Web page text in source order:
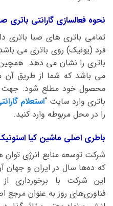
نحوه فعالسازی گارانتی باتری
تمامی باتری های صبا باتری
فرد (یونیک) روی باتری می
می باشد که شما از طریق آن می
محصول خود مطلع شود. جهت
باتری وارد سایت “استعلام
را در محل مربوطه وارد کنید.
باطری اصلی ماشین کیا
شرکت توسعه منابع انرژی
که ده‌ها سال در ایران و جهان
این شرکت با برخورداری
فناوری‌های روز به عنوان مرجع